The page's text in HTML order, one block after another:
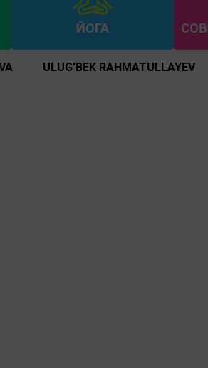
ЙОГА
ULUG'BEK RAHMATULLAYEV